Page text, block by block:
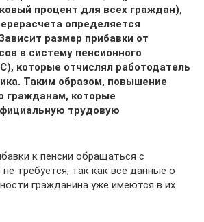
процент для всех граждан),
определяется
размер прибавки от
в систему пенсионного
которые отчислял работодатель
Таким образом, повышение
гражданам, которые
трудовую
к пенсии обращаться с
требуется, так как все данные о
гражданина уже имеются в их